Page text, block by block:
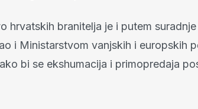
hrvatskih branitelja je i putem
i Ministarstvom vanjskih i europskih
bi se ekshumacija i primopredaja